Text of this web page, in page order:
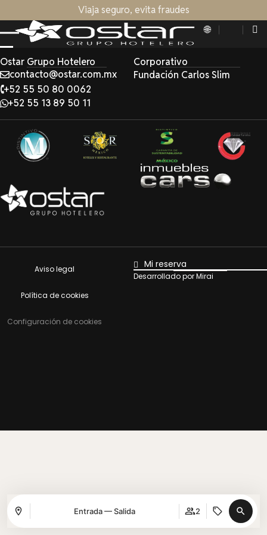
Viaja seguro, evita fraudes
Entrada — Salida 2
Ostar Grupo Hotelero
contacto@ostar.com.mx
+52 55 50 80 0062
+52 55 13 89 50 11
Corporativo
Fundación Carlos Slim
Aviso legal
Política de cookies
Configuración de cookies
Mi reserva
Desarrollado porMirai